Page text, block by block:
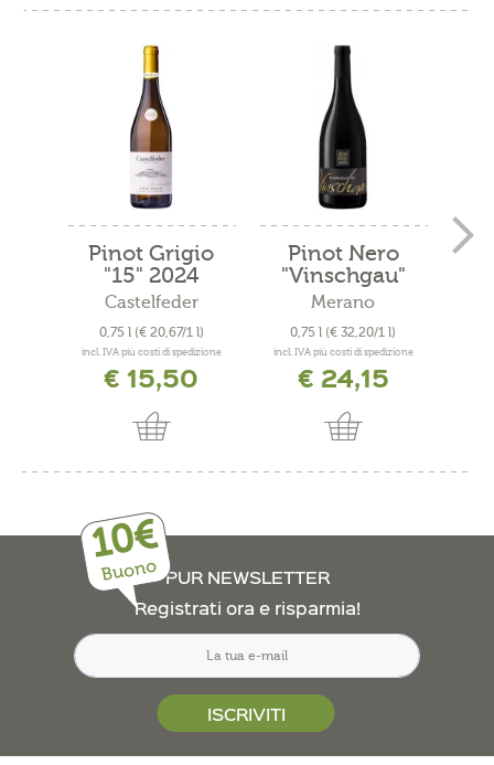
Pinot Grigio
"15" 2024
Castelfeder
0,75 l (€ 20,67/1 l)
incl. IVA più costi di spedizione
€ 15,50
Pinot Nero
"Vinschgau"
2023
Merano
0,75 l (€ 32,20/1 l)
incl. IVA più costi di spedizione
€ 24,15
10€
Buono PUR NEWSLETTER
Registrati ora e risparmia!
ISCRIVITI